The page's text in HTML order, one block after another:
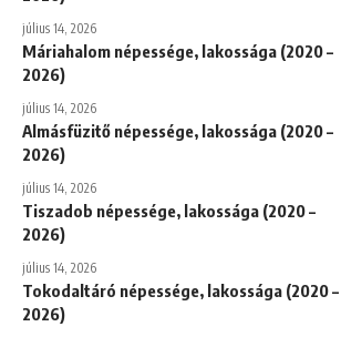
július 14, 2026
Máriahalom népessége, lakossága (2020 –
2026)
július 14, 2026
Almásfüzitő népessége, lakossága (2020 –
2026)
július 14, 2026
Tiszadob népessége, lakossága (2020 –
2026)
július 14, 2026
Tokodaltáró népessége, lakossága (2020 –
2026)